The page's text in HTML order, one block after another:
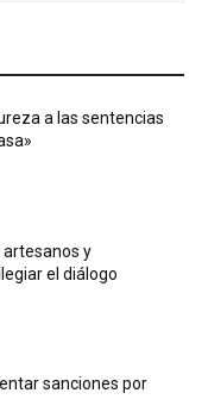
a las sentencias
artesanos y
el diálogo
sanciones por